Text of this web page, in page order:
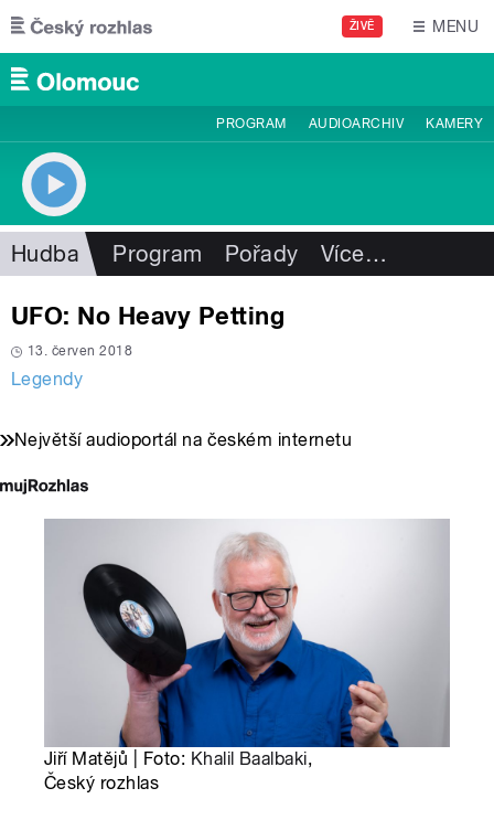
Přejít k hlavnímu obsahu
ŽIVĚ MENU
PROGRAM AUDIOARCHIV KAMERY
Hudba Program Pořady Více…
UFO: No Heavy Petting
13. červen 2018
Legendy
Největší audioportál na českém internetu
Jiří Matějů | Foto: Khalil Baalbaki,
Český rozhlas